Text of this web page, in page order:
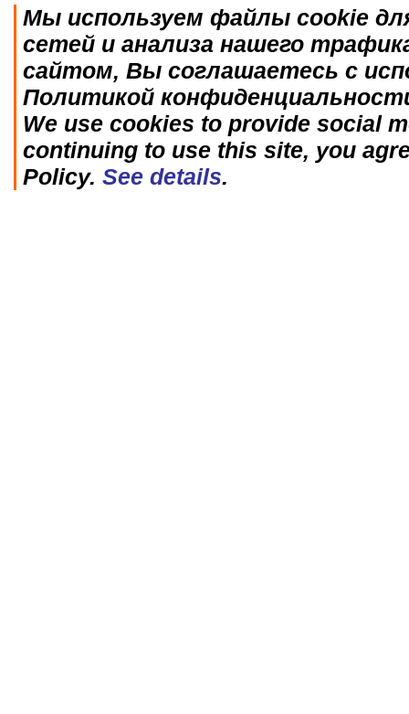
Мы используем файлы cookie
сетей и анализа нашего
сайтом, Вы соглашаетесь с
Политикой
We use cookies to provide social
continuing to use this site, you
Policy. See details.